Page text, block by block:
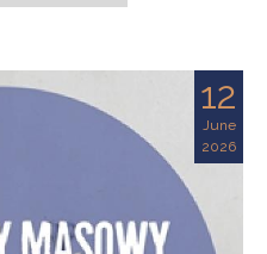
12
June
2026